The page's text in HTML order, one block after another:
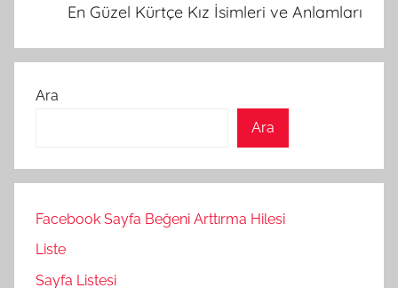
En Güzel Kürtçe Kız İsimleri ve Anlamları
Ara
Ara
Facebook Sayfa Beğeni Arttırma Hilesi
Liste
Sayfa Listesi